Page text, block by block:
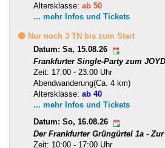
Altersklasse: ab 50
... mehr Infos und Tickets
🟡 Nur noch 3 TN bis zum Start
Datum: Sa, 15.08.26
Frankfurter Single-Party zum
Zeit: 17:00 - 23:00 Uhr
Abendwanderung(Ca. 4 km)
Altersklasse: ab 40
... mehr Infos und Tickets
Datum: So, 16.08.26
Der Frankfurter Grüngürtel 1a -
Zeit: 10:00 - 17:00 Uhr